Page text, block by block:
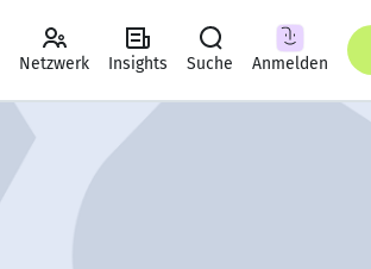
Netzwerk Insights Suche Anmelden